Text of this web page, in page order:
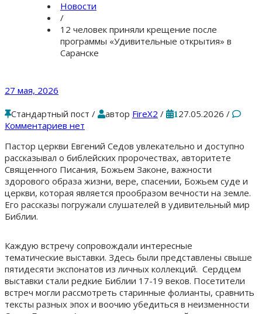
Новости
/
12 человек приняли крещение после
программы «Удивительные открытия» в
Саранске
27 мая, 2026
Стандартный пост / автор FireX2 / 1 27.05.2026 /
Комментариев нет
Пастор церкви Евгений Седов увлекательно и доступно
рассказывал о библейских пророчествах, авторитете
Священного Писания, Божьем Законе, важности
здорового образа жизни, вере, спасении, Божьем суде и
церкви, которая является прообразом вечности на земле.
Его рассказы погружали слушателей в удивительный мир
Библии.
Каждую встречу сопровождали интересные
тематические выставки. Здесь были представлены свыше
пятидесяти экспонатов из личных коллекций. Сердцем
выставки стали редкие Библии 17-19 веков. Посетители
встреч могли рассмотреть старинные фолианты, сравнить
тексты разных эпох и воочию убедиться в неизменности